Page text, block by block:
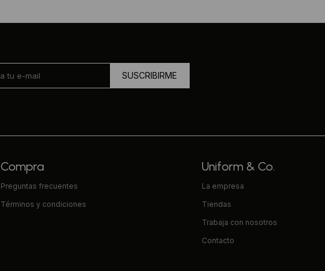
SUSCRIBIRME
Compra
Preguntas frecuentes
Términos y condiciones
Uniform & Co.
La empresa
Tiendas
Trabaja con nosotros
Contacto